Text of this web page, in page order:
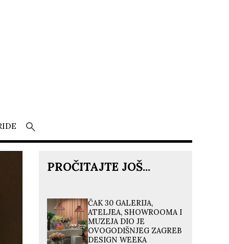
PROČITAJTE JOŠ...
ČAK 30 GALERIJA,
ATELJEA, SHOWROOMA I
MUZEJA DIO JE
OVOGODIŠNJEG ZAGREB
DESIGN WEEKA